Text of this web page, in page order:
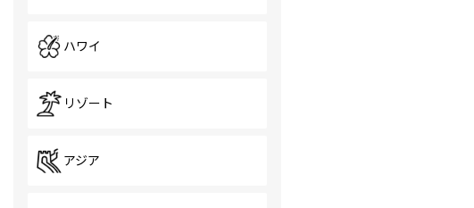
ハワイ
リゾート
アジア